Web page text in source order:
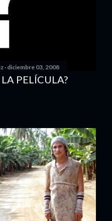
diciembre 03, 2008
PELÍCULA?